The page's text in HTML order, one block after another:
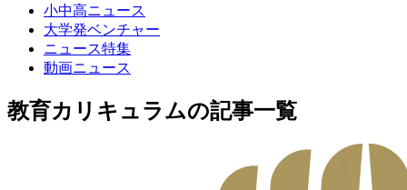
小中高ニュース
大学発ベンチャー
ニュース特集
動画ニュース
教育カリキュラムの記事一覧